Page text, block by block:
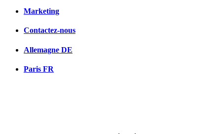
Marketing
Contactez-nous
Allemagne DE
Paris FR